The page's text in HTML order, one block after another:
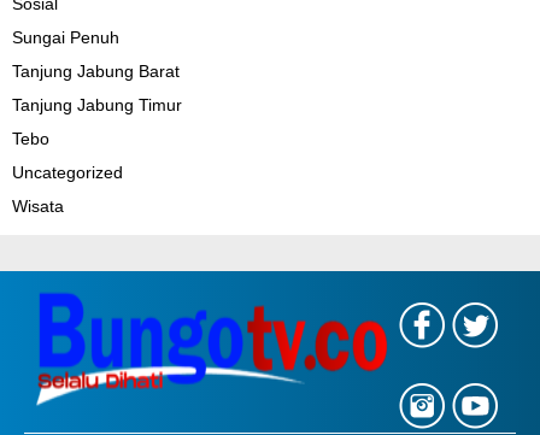
Sungai Penuh
Tanjung Jabung Barat
Tanjung Jabung Timur
Tebo
Uncategorized
Wisata